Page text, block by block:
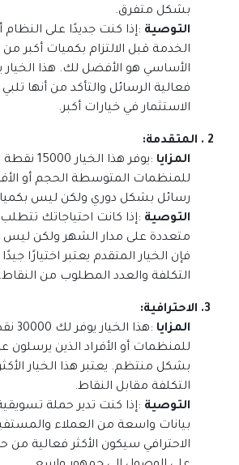
بشكل متفرق.
التوصية :إذا كنت جديدًا على
الخدمة قبل الالتزام بكميات أكبر من
الأساسي هو الأفضل لك. هذا الخيار
فعالية الرسائل والتأكد من أنها
الاستثمار في خيارات أكبر.
2 . المتقدمة
:
المزايا :
يوفر هذا
للمنظمات المتوسطة الحجم أو
رسائل بشكل دوري ولكن ليس
التوصية :إذا كانت احتياجاتك
متعددة على مدار الشهر ولكن
فإن الخيار المتقدم يعتبر اختيارًا
التكلفة والعدد المطلوب من النقاط.
3. الاحترافية
:
المزايا :
هذا
للمنظمات أو الأفراد الذين يرسلون
بشكل منتظم. يعتبر هذا الخيار
التكلفة مقابل النقاط.
التوصية :إذا كنت تدير حملة
بيانات واسعة من العملاء
الاحترافي سيكون الأكثر فعالية من